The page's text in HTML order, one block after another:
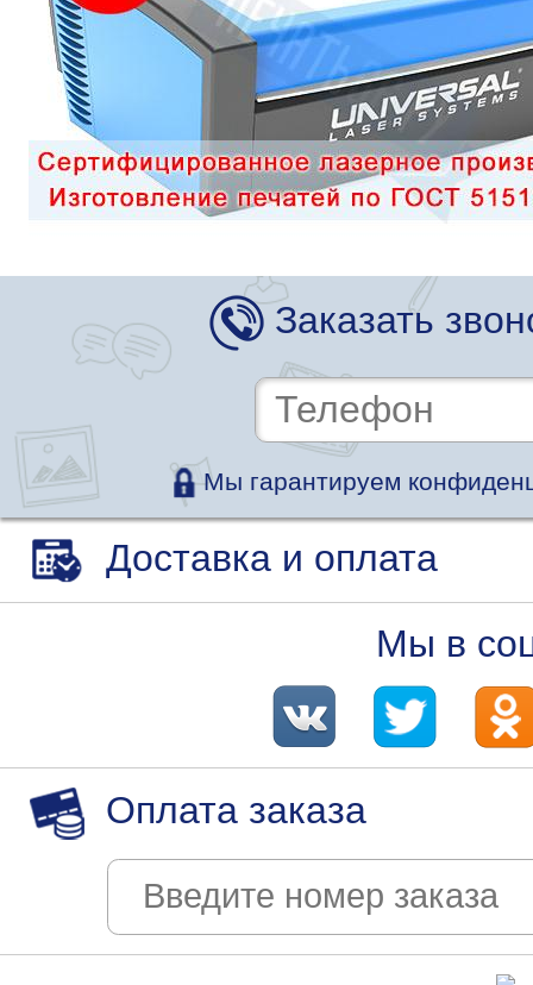
Заказать
Мы гарантируем
Доставка и оплата
Мы в
Оплата заказа